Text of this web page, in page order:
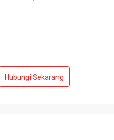
Hubungi Sekarang